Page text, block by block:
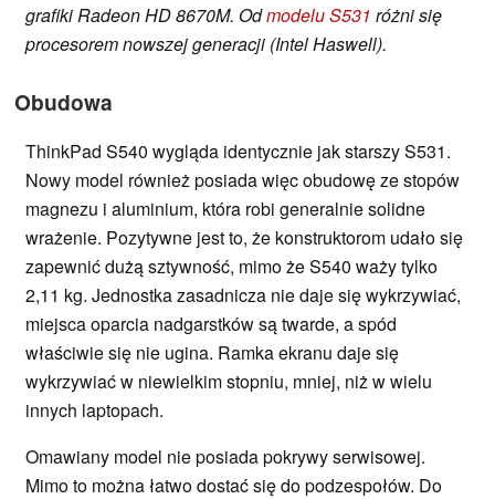
grafiki Radeon HD 8670M. Odmodelu S531 różni się
procesorem nowszej generacji (Intel Haswell).
Obudowa
ThinkPad S540 wygląda identycznie jak starszy S531.
Nowy model również posiada więc obudowę ze stopów
magnezu i aluminium, która robi generalnie solidne
wrażenie. Pozytywne jest to, że konstruktorom udało się
zapewnić dużą sztywność, mimo że S540 waży tylko
2,11 kg. Jednostka zasadnicza nie daje się wykrzywiać,
miejsca oparcia nadgarstków są twarde, a spód
właściwie się nie ugina. Ramka ekranu daje się
wykrzywiać w niewielkim stopniu, mniej, niż w wielu
innych laptopach.
Omawiany model nie posiada pokrywy serwisowej.
Mimo to można łatwo dostać się do podzespołów. Do